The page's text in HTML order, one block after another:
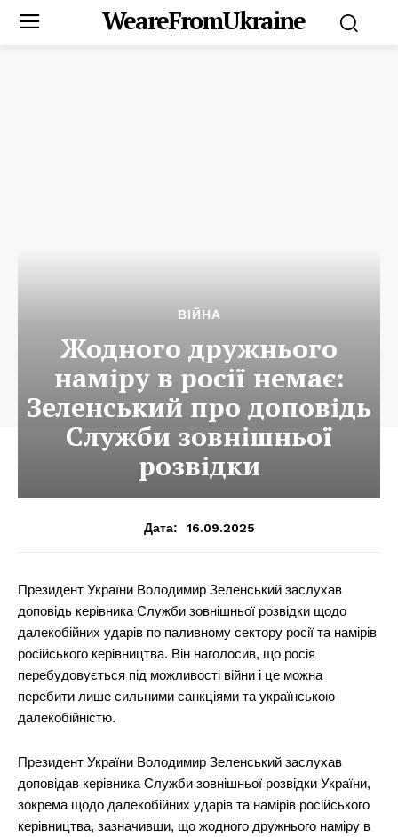
WeareFromUkraine
ВІЙНА
Жодного дружнього
наміру в росії немає:
Зеленський про доповідь
Служби зовнішньої
розвідки
Дата: 16.09.2025
Президент України Володимир Зеленський заслухав
доповідь керівника Служби зовнішньої розвідки щодо
далекобійних ударів по паливному сектору росії та намірів
російського керівництва. Він наголосив, що росія
перебудовується під можливості війни і це можна
перебити лише сильними санкціями та українською
далекобійністю.
Президент України Володимир Зеленський заслухав
доповідав керівника Служби зовнішньої розвідки України,
зокрема щодо далекобійних ударів та намірів російського
керівництва, зазначивши, що жодного дружнього наміру в